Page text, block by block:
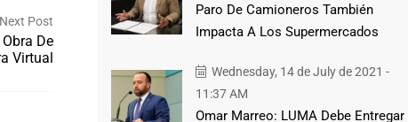
Next Post
De
Virtual
Paro De Camioneros También
Impacta A Los Supermercados
Wednesday, 14 de July de 2021 -
11:37 AM
Omar Marreo: LUMA Debe Entregar